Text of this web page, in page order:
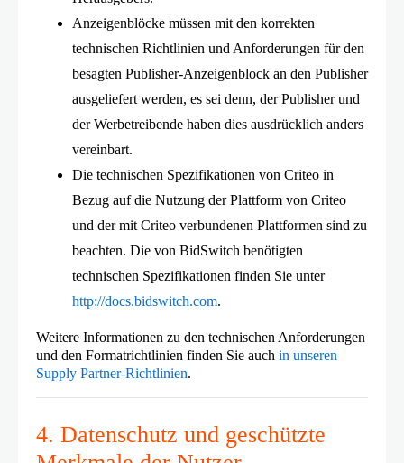
Anzeigenblöcke müssen mit den korrekten
technischen Richtlinien und Anforderungen für den
besagten Publisher-Anzeigenblock an den Publisher
ausgeliefert werden, es sei denn, der Publisher und
der Werbetreibende haben dies ausdrücklich anders
vereinbart.
Die technischen Spezifikationen von Criteo in
Bezug auf die Nutzung der Plattform von Criteo
und der mit Criteo verbundenen Plattformen sind zu
beachten. Die von BidSwitch benötigten
technischen Spezifikationen finden Sie unter
http://docs.bidswitch.com.
Weitere Informationen zu den technischen Anforderungen
und den Formatrichtlinien finden Sie auch in unseren
Supply Partner-Richtlinien.
4. Datenschutz und geschützte